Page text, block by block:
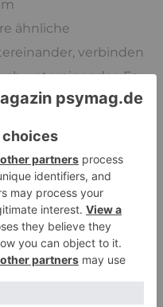
ähnliche
verbinden
untereinander. Es
Triggern,
Hirnareale
erklärt der
am Uniklinikum